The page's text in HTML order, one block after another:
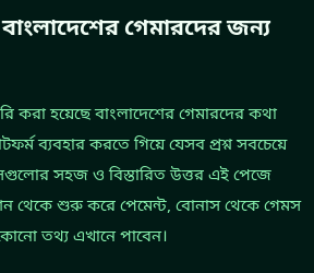
গেমারদের জন্য
করা হয়েছে বাংলাদেশের গেমারদের কথা
ব্যবহার করতে গিয়ে যেসব প্রশ্ন সবচেয়ে
সহজ ও বিস্তারিত উত্তর এই পেজে
থেকে শুরু করে পেমেন্ট, বোনাস থেকে গেমস
তথ্য এখানে পাবেন।